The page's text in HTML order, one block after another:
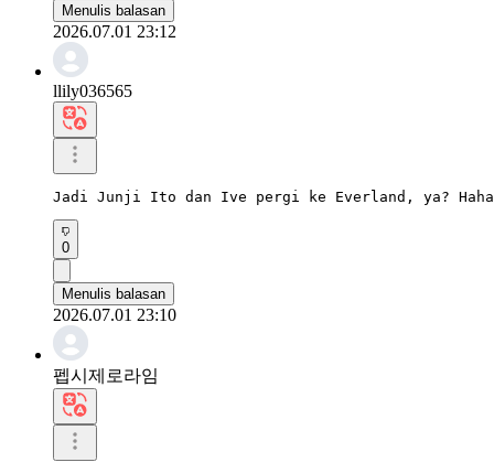
Menulis balasan
2026.07.01 23:12
llily036565
Jadi Junji Ito dan Ive pergi ke Everland, ya?
0
Menulis balasan
2026.07.01 23:10
펩시제로라임